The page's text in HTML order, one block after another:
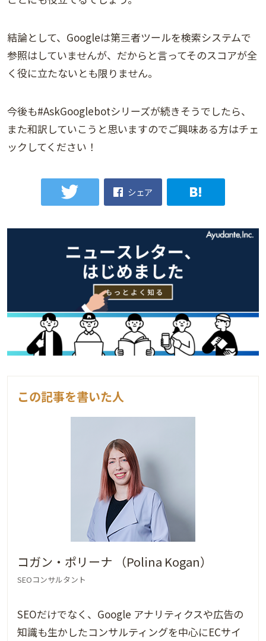
結論として、Googleは第三者ツールを検索システムで
参照はしていませんが、だからと言ってそのスコアが全
く役に立たないとも限りません。
今後も#AskGooglebotシリーズが続きそうでしたら、
また和訳していこうと思いますのでご興味ある方はチェ
ックしてください！
シェア
この記事を書いた人
コガン・ポリーナ （Polina Kogan）
SEOコンサルタント
SEOだけでなく、Google アナリティクスや広告の
知識も生かしたコンサルティングを中心にECサイ